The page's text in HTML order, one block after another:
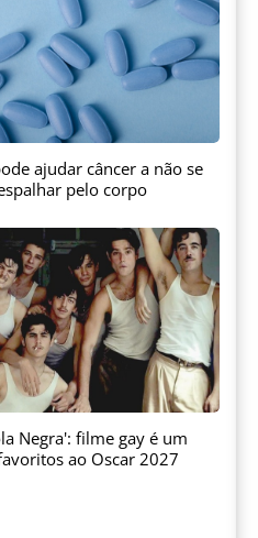
ajudar câncer a não se
pelo corpo
Negra': filme gay é um
ao Oscar 2027